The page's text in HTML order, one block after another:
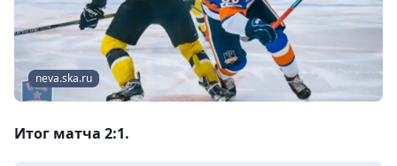
neva.ska.ru
Итог матча 2:1.